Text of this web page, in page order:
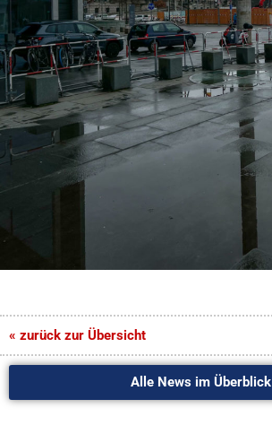
« zurück zur Übersicht
Alle News im Überblick